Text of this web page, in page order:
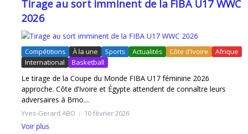
Tirage au sort imminent de la FIBA U17 WWC
2026
Compétitions À la une Sports Actualités Côte d'Ivoire
Afrique
International
Basketball
Le tirage de la Coupe du Monde FIBA U17 féminine 2026
approche. Côte d’Ivoire et Égypte attendent de connaître leurs
adversaires à Brno....
Yves-Gerard ABO 10 février 2026
Voir plus